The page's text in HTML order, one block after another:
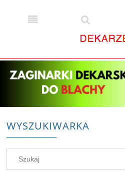
WYSZUKIWARKA